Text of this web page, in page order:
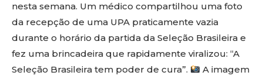
nesta semana. Um médico compartilhou uma foto
da recepção de uma UPA praticamente vazia
durante o horário da partida da Seleção Brasileira e
fez uma brincadeira que rapidamente viralizou: “A
Seleção Brasileira tem poder de cura”.
A imagem